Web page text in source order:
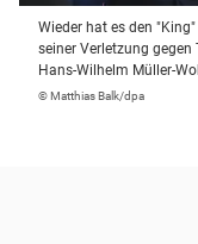
Wieder hat es den
seiner Verletzung
Hans-Wilhelm Müller-
© Matthias Balk/dpa